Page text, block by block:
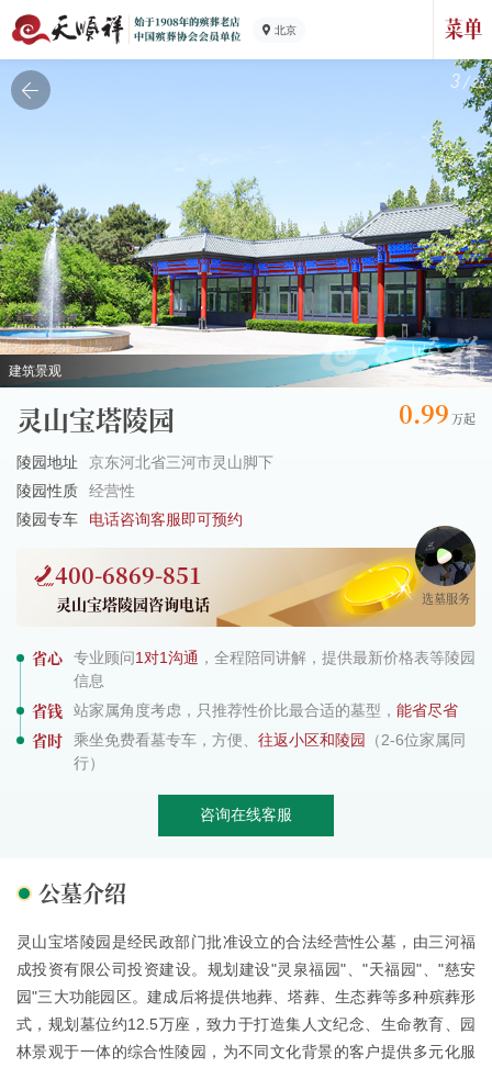
北京
建筑景观
3/26
灵山宝塔陵园 0.99
陵园地址
京东河北省三河市灵山脚下
陵园性质
经营性
陵园专车
电话咨询客服即可预约
400-6869-851
灵山宝塔陵园咨询电话 选墓服务
省心 专业顾问1对1沟通 ，全程陪同讲解，提供最新价格表等陵园
信息
省钱 站家属角度考虑，只推荐性价比最合适的墓型， 能省尽省
省时 乘坐免费看墓专车，方便、 往返小区和陵园
（2-6位家属同
行）
咨询在线客服
公墓介绍
灵山宝塔陵园是经民政部门批准设立的合法经营性公墓，由三河福
成投资有限公司投资建设。规划建设"灵泉福园"、"天福园"、"慈安
园"三大功能园区。建成后将提供地葬、塔葬、生态葬等多种殡葬形
式，规划墓位约12.5万座，致力于打造集人文纪念、生命教育、园
林景观于一体的综合性陵园，为不同文化背景的客户提供多元化服